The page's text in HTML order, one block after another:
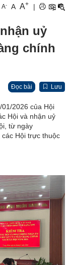
A- A A+ |
uỷ
chính
Đọc bài Lưu
2026 của Hội
Hội và nhận uỷ
từ ngày
Hội trực thuộc